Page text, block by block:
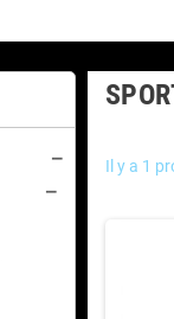
Il y a 1